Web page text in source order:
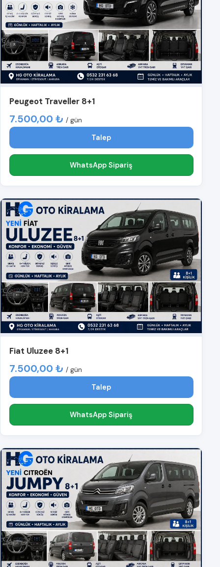
Peugeot Traveller 8+1
7.500,00 ₺ / gün
Talep
WhatsApp Sipariş
Fiat Uluzee 8+1
7.500,00 ₺ / gün
Talep
WhatsApp Sipariş